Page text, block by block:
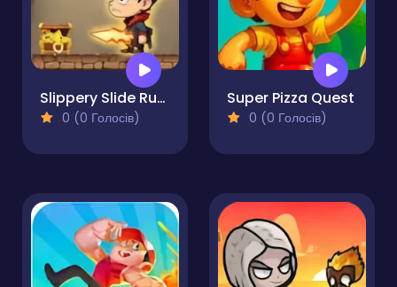
Slippery Slide Run Escape
0 (0 Голосів)
Super Pizza Quest
0 (0 Голосів)